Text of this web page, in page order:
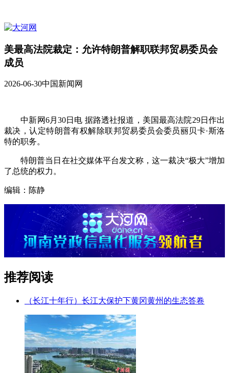
美最高法院裁定：允许特朗普解职联邦贸易委员会
成员
2026-06-30中国新闻网
中新网6月30日电 据路透社报道，美国最高法院29日作出
裁决，认定特朗普有权解除联邦贸易委员会委员丽贝卡·斯洛
特的职务。
特朗普当日在社交媒体平台发文称，这一裁决“极大”增加
了总统的权力。
编辑：陈静
推荐阅读
（长江十年行）长江大保护下黄冈黄州的生态答卷